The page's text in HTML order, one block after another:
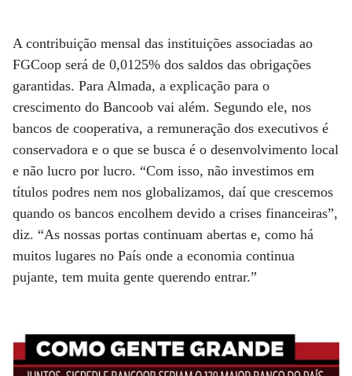
A contribuição mensal das instituições associadas ao
FGCoop será de 0,0125% dos saldos das obrigações
garantidas. Para Almada, a explicação para o
crescimento do Bancoob vai além. Segundo ele, nos
bancos de cooperativa, a remuneração dos executivos é
conservadora e o que se busca é o desenvolvimento local
e não lucro por lucro. “Com isso, não investimos em
títulos podres nem nos globalizamos, daí que crescemos
quando os bancos encolhem devido a crises financeiras”,
diz. “As nossas portas continuam abertas e, como há
muitos lugares no País onde a economia continua
pujante, tem muita gente querendo entrar.”